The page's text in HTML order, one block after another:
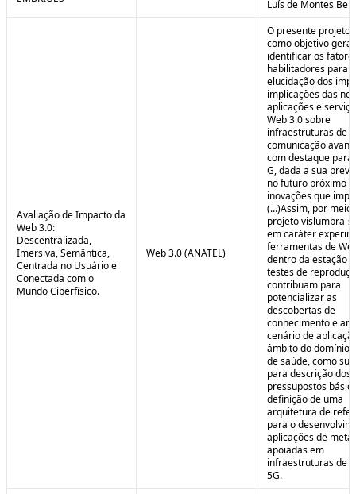
Luís de Montes
Avaliação de Impacto da
Web 3.0:
Descentralizada,
Imersiva, Semântica,
Centrada no Usuário e
Conectada com o
Mundo Ciberfísico.
Web 3.0 (ANATEL)
O presente projeto
como objetivo geral
identificar os
habilitadores para a
elucidação dos
implicações das
aplicações e
Web 3.0 sobre
infraestruturas de
comunicação
com destaque para
G, dada a sua
no futuro próximo
inovações que
(...)Assim, por meio
projeto vislumbra-
em caráter
ferramentas de
dentro da estação
testes de
contribuam para
potencializar as
descobertas de
conhecimento e
cenário de
âmbito do domínio
de saúde, como
para descrição dos
pressupostos
definição de uma
arquitetura de
para o
aplicações de
apoiadas em
infraestruturas de
5G.